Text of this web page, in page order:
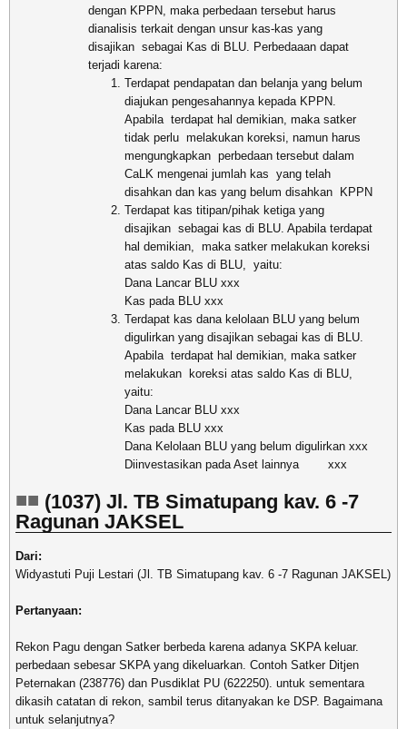
dengan KPPN, maka perbedaan tersebut harus
dianalisis terkait dengan unsur kas-kas yang
disajikan sebagai Kas di BLU. Perbedaaan dapat
terjadi karena:
Terdapat pendapatan dan belanja yang belum
diajukan pengesahannya kepada KPPN.
Apabila terdapat hal demikian, maka satker
tidak perlu melakukan koreksi, namun harus
mengungkapkan perbedaan tersebut dalam
CaLK mengenai jumlah kas yang telah
disahkan dan kas yang belum disahkan KPPN
Terdapat kas titipan/pihak ketiga yang
disajikan sebagai kas di BLU. Apabila terdapat
hal demikian, maka satker melakukan koreksi
atas saldo Kas di BLU, yaitu:
Dana Lancar BLU xxx
Kas pada BLU xxx
Terdapat kas dana kelolaan BLU yang belum
digulirkan yang disajikan sebagai kas di BLU.
Apabila terdapat hal demikian, maka satker
melakukan koreksi atas saldo Kas di BLU,
yaitu:
Dana Lancar BLU xxx
Kas pada BLU xxx
Dana Kelolaan BLU yang belum digulirkan xxx
Diinvestasikan pada Aset lainnya xxx
(1037) Jl. TB Simatupang kav. 6 -7
Ragunan JAKSEL
Dari:
Widyastuti Puji Lestari (Jl. TB Simatupang kav. 6 -7 Ragunan JAKSEL)
Pertanyaan:
Rekon Pagu dengan Satker berbeda karena adanya SKPA keluar.
perbedaan sebesar SKPA yang dikeluarkan. Contoh Satker Ditjen
Peternakan (238776) dan Pusdiklat PU (622250). untuk sementara
dikasih catatan di rekon, sambil terus ditanyakan ke DSP. Bagaimana
untuk selanjutnya?